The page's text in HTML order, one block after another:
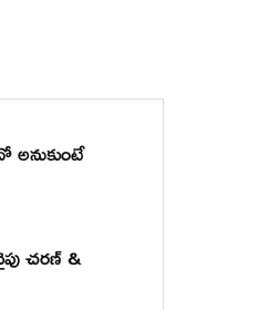
అనుకుంటే
చరణ్ &